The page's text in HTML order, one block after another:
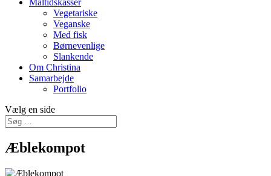
Måltidskasser
Vegetariske
Veganske
Med fisk
Børnevenlige
Slankende
Om Christina
Samarbejde
Portfolio
Vælg en side
Æblekompot